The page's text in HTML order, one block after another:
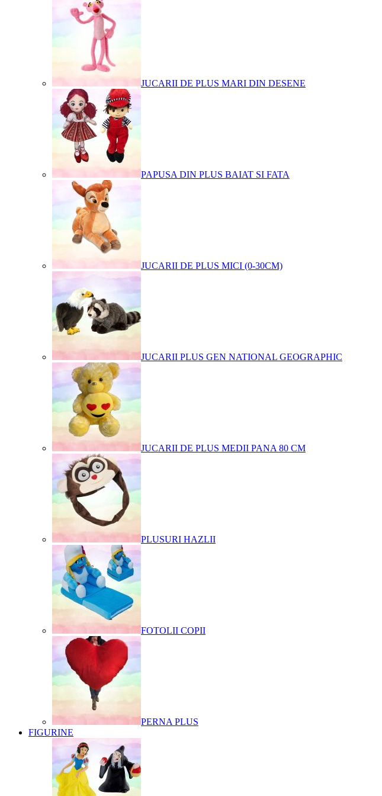
JUCARII DE PLUS MARI DIN DESENE
PAPUSA DIN PLUS BAIAT SI FATA
JUCARII DE PLUS MICI (0-30CM)
JUCARII PLUS GEN NATIONAL GEOGRAPHIC
JUCARII DE PLUS MEDII PANA 80 CM
PLUSURI HAZLII
FOTOLII COPII
PERNA PLUS
FIGURINE